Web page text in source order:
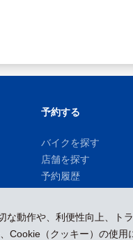
な動作や、利便性向上、
Cookie（クッキー）の使用
予約する
バイクを探す
店舗を探す
予約履歴